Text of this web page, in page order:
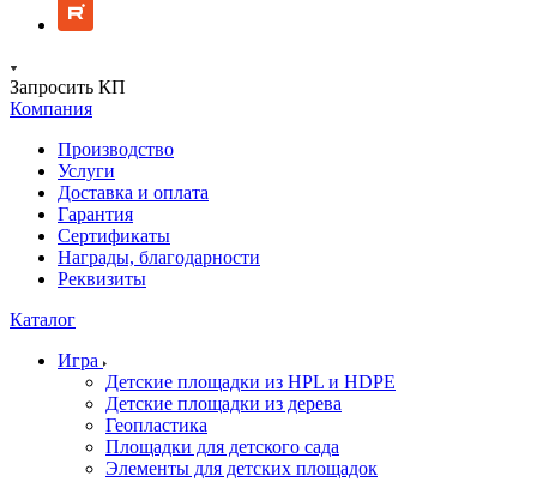
Запросить КП
Компания
Производство
Услуги
Доставка и оплата
Гарантия
Сертификаты
Награды, благодарности
Реквизиты
Каталог
Игра
Детские площадки из HPL и HDPE
Детские площадки из дерева
Геопластика
Площадки для детского сада
Элементы для детских площадок